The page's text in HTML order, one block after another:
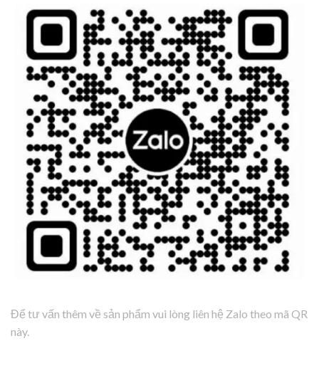
Để tư vấn thêm về sản phẩm vui lòng liên hệ Zalo theo mã QR
này.